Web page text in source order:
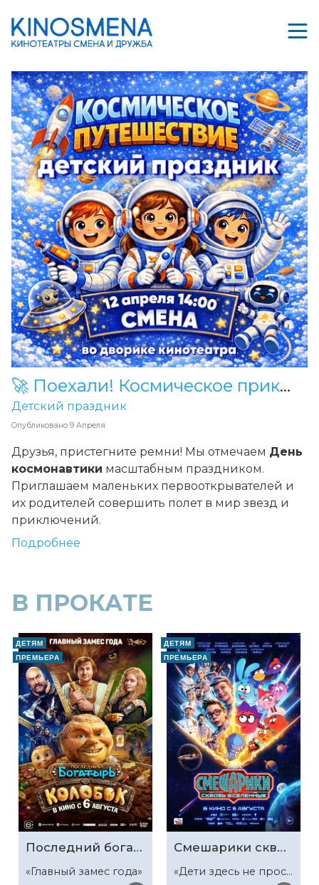
🚀 Поехали! Космическое приключение для всей семьи в «Смене»
Опубликовано 9 Апреля
Детский праздник
Друзья, пристегните ремни! Мы отмечаем День
космонавтики масштабным праздником.
Приглашаем маленьких первооткрывателей и
их родителей совершить полет в мир звезд и
приключений.
Подробнее
В ПРОКАТЕ
ДЕТЯМ
ПРЕМЬЕРА
Последний богатырь. Колобок
«Главный замес года»
ДЕТЯМ
ПРЕМЬЕРА
Смешарики сквозь вселенные
«Дети здесь не просто так»